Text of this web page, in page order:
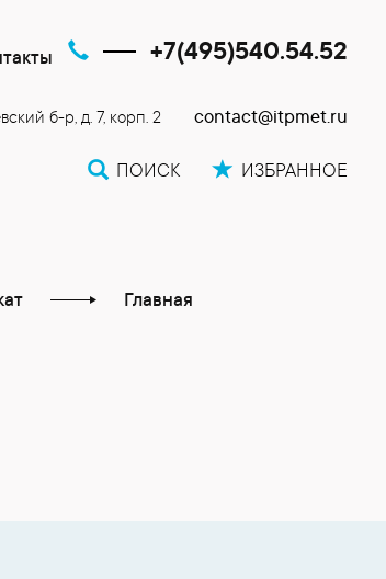
+7(495)540.54.52
б-р, д. 7, корп. 2 contact@itpmet.ru
ПОИСК ИЗБРАННОЕ
Главная